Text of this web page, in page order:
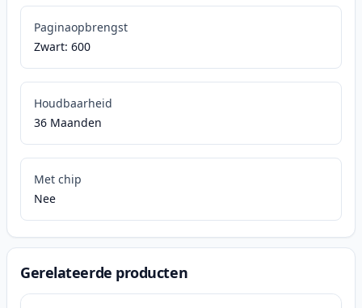
Paginaopbrengst
Zwart: 600
Houdbaarheid
36 Maanden
Met chip
Nee
Gerelateerde producten